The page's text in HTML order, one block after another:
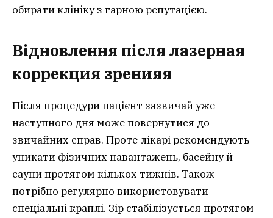
обирати клініку з гарною репутацією.
Відновлення після лазерная
коррекция зренияя
Після процедури пацієнт зазвичай уже
наступного дня може повернутися до
звичайних справ. Проте лікарі рекомендують
уникати фізичних навантажень, басейну й
сауни протягом кількох тижнів. Також
потрібно регулярно використовувати
спеціальні краплі. Зір стабілізується протягом